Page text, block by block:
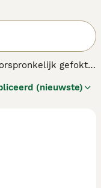
gefokt
voelen bij
(nieuwste)